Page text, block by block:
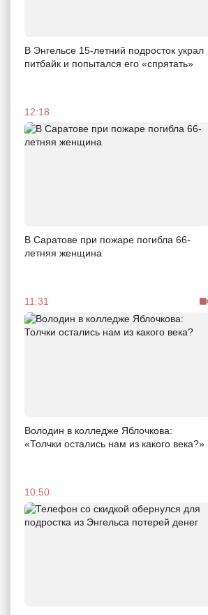
В Энгельсе 15-летний подросток украл
питбайк и попытался его «спрятать»
12:18
В Саратове при пожаре погибла 66-
летняя женщина
11:31
Володин в колледже Яблочкова:
«Толчки остались нам из какого века?»
10:50